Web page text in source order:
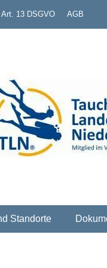
13 DSGVO AGB
Standorte